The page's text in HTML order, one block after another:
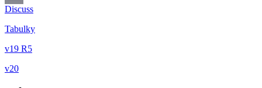
Email
Discuss
Tabulky
v19 R5
v20